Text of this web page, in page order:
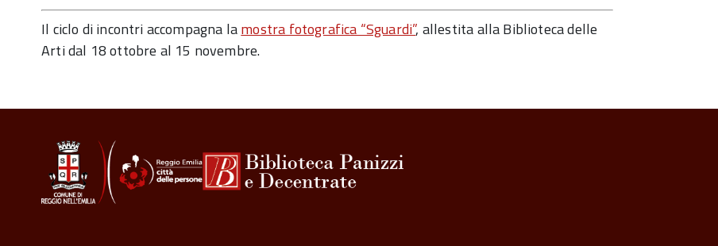
Il ciclo di incontri accompagna lamostra fotografica “Sguardi”, allestita alla Biblioteca delle
Arti dal 18ottobre al 15 novembre.